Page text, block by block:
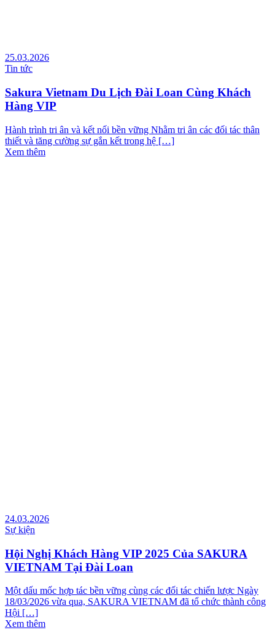
25.03.2026
Tin tức
Sakura Vietnam Du Lịch Đài Loan Cùng Khách
Hàng VIP
Hành trình tri ân và kết nối bền vững Nhằm tri ân các đối tác thân
thiết và tăng cường sự gắn kết trong hệ […]
Xem thêm
24.03.2026
Sự kiện
Hội Nghị Khách Hàng VIP 2025 Của SAKURA
VIETNAM Tại Đài Loan
Một dấu mốc hợp tác bền vững cùng các đối tác chiến lược Ngày
18/03/2026 vừa qua, SAKURA VIETNAM đã tổ chức thành công
Hội […]
Xem thêm